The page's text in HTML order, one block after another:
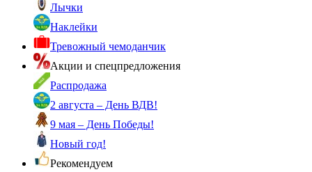
Лычки
Наклейки
Тревожный чемоданчик
Акции и спецпредложения
Распродажа
2 августа – День ВДВ!
9 мая – День Победы!
Новый год!
Рекомендуем